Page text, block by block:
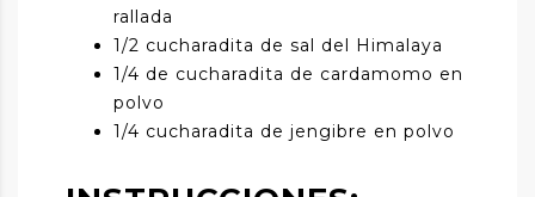
rallada
1/2 cucharadita de sal del Himalaya
1/4 de cucharadita de cardamomo en
polvo
1/4 cucharadita de jengibre en polvo